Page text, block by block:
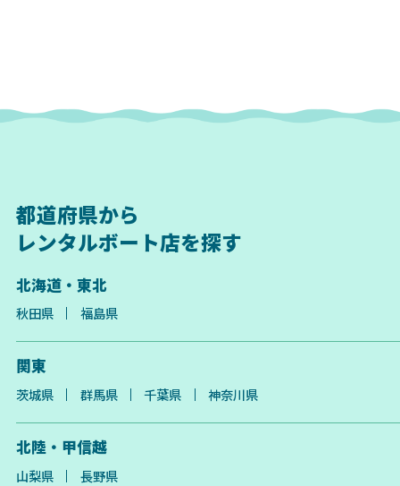
都道府県から
レンタルボート店を探す
北海道・東北
秋田県 福島県
関東
茨城県 群馬県 千葉県 神奈川県
北陸・甲信越
山梨県 長野県